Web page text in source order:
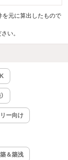
を元に算出したもので
い。
ー向け
＆築浅